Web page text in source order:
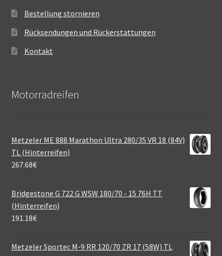
Bestellung stornieren
Rücksendungen und Rückerstattungen
Kontakt
Motorradreifen
Metzeler ME 888 Marathon Ultra 280/35 VR 18 (84V)
TL (Hinterreifen)
267.68€
Bridgestone G 722 G WSW 180/70 - 15 76H TT
(Hinterreifen)
191.18€
Metzeler Sportec M-9 RR 120/70 ZR 17 (58W) TL